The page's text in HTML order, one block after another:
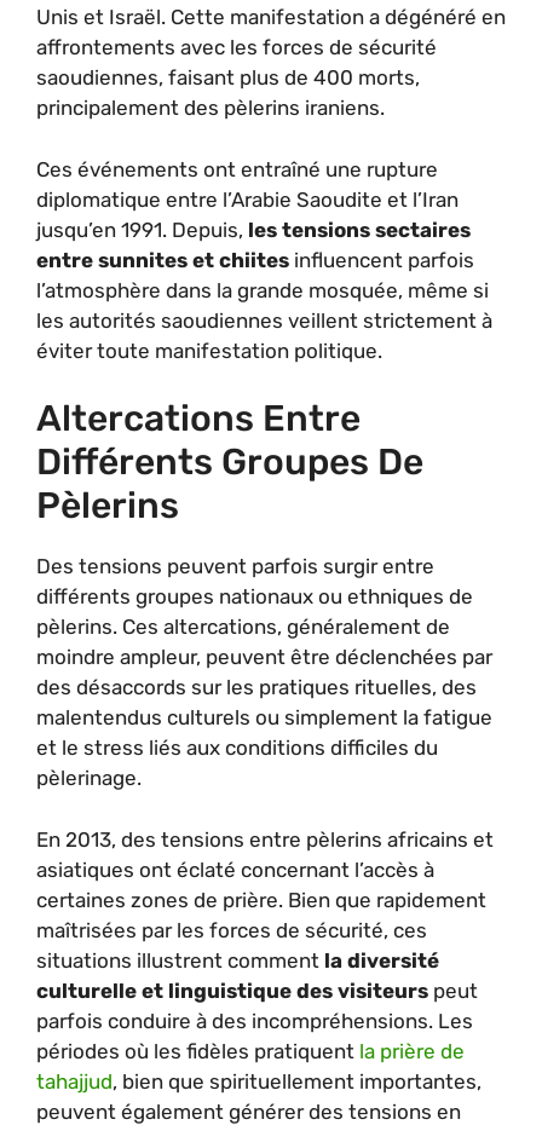
Unis et Israël. Cette manifestation a dégénéré en
affrontements avec les forces de sécurité
saoudiennes, faisant plus de 400 morts,
principalement des pèlerins iraniens.
Ces événements ont entraîné une rupture
diplomatique entre l’Arabie Saoudite et l’Iran
jusqu’en 1991. Depuis, les tensions sectaires
entre sunnites et chiites influencent parfois
l’atmosphère dans la grande mosquée, même si
les autorités saoudiennes veillent strictement à
éviter toute manifestation politique.
Altercations Entre
Différents Groupes De
Pèlerins
Des tensions peuvent parfois surgir entre
différents groupes nationaux ou ethniques de
pèlerins. Ces altercations, généralement de
moindre ampleur, peuvent être déclenchées par
des désaccords sur les pratiques rituelles, des
malentendus culturels ou simplement la fatigue
et le stress liés aux conditions difficiles du
pèlerinage.
En 2013, des tensions entre pèlerins africains et
asiatiques ont éclaté concernant l’accès à
certaines zones de prière. Bien que rapidement
maîtrisées par les forces de sécurité, ces
situations illustrent comment la diversité
culturelle et linguistique des visiteurs peut
parfois conduire à des incompréhensions. Les
périodes où les fidèles pratiquent la prière de
tahajjud, bien que spirituellement importantes,
peuvent également générer des tensions en